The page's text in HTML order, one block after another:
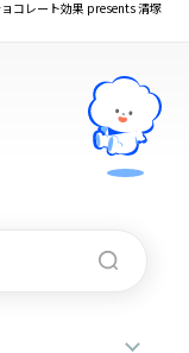
コレート効果 presents 清塚